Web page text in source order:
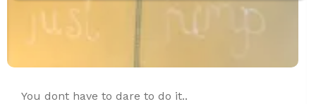
You dont have to dare to do it..